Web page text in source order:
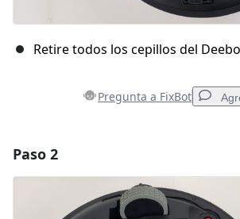
Retire todos los cepillos del
Pregunta a FixBot
Agregar Comentario
Paso 2